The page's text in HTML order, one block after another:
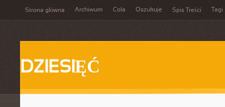
Strona główna Archiwum Cola Oszukuje Spis Treści Tagi
DZIESIĘĆ